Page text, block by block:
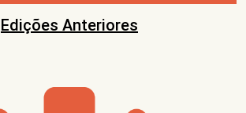
Edições Anteriores